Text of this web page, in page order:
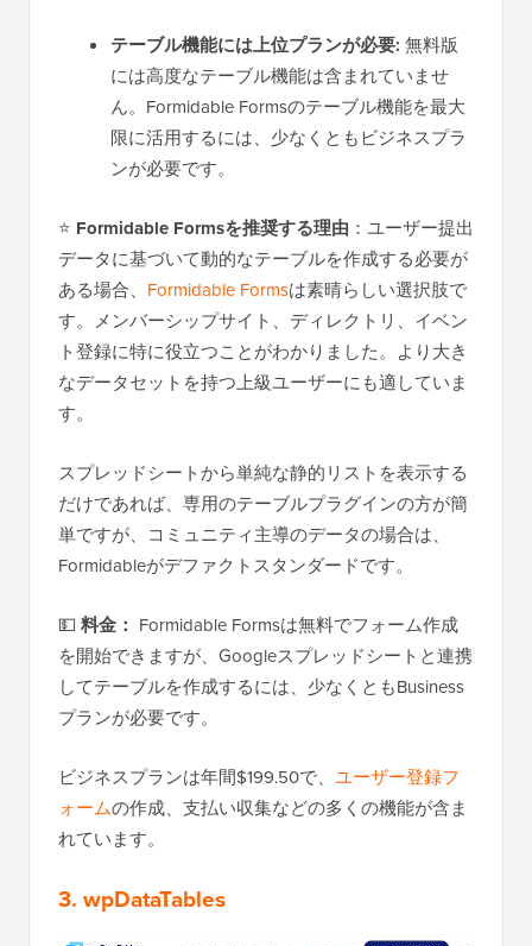
テーブル機能には上位プランが必要: 無料版
には高度なテーブル機能は含まれていませ
ん。Formidable Formsのテーブル機能を最大
限に活用するには、少なくともビジネスプラ
ンが必要です。
⭐ Formidable Formsを推奨する理由 ：ユーザー提出
データに基づいて動的なテーブルを作成する必要が
ある場合、 Formidable Formsは素晴らしい選択肢で
す。メンバーシップサイト、ディレクトリ、イベン
ト登録に特に役立つことがわかりました。より大き
なデータセットを持つ上級ユーザーにも適していま
す。
スプレッドシートから単純な静的リストを表示する
だけであれば、専用のテーブルプラグインの方が簡
単ですが、コミュニティ主導のデータの場合は、
Formidableがデファクトスタンダードです。
💵 料金： Formidable Formsは無料でフォーム作成
を開始できますが、Googleスプレッドシートと連携
してテーブルを作成するには、少なくともBusiness
プランが必要です。
ビジネスプランは年間$199.50で、 ユーザー登録フ
ォームの作成、支払い収集などの多くの機能が含ま
れています。
3. wpDataTables